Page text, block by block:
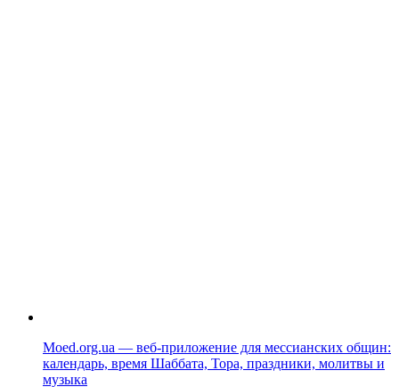
Moed.org.ua — веб-приложение для мессианских общин:
календарь, время Шаббата, Тора, праздники, молитвы и
музыка